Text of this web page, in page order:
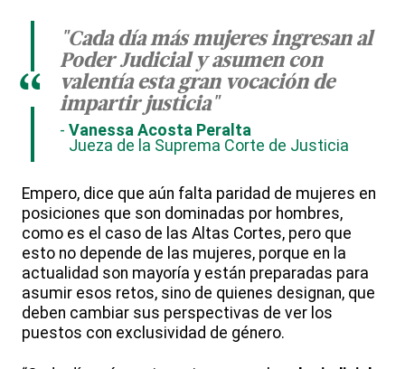
"Cada día más mujeres ingresan al
Poder Judicial y asumen con
valentía esta gran vocación de
impartir justicia"
Vanessa Acosta Peralta
Jueza de la Suprema Corte de Justicia
“
Empero, dice que aún falta paridad de mujeres en
posiciones que son dominadas por hombres,
como es el caso de las Altas Cortes, pero que
esto no depende de las mujeres, porque en la
actualidad son mayoría y están preparadas para
asumir esos retos, sino de quienes designan, que
deben cambiar sus perspectivas de ver los
puestos con exclusividad de género.